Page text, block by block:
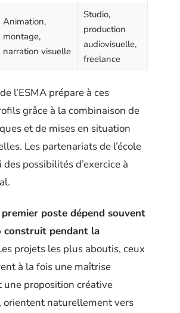
Animation,
montage,
narration visuelle
Studio,
production
audiovisuelle,
freelance
l’ESMA prépare à ces
grâce à la combinaison de
et de mises en situation
Les partenariats de l’école
possibilités d’exercice à
poste dépend souvent
pendant la
projets les plus aboutis, ceux
à la fois une maîtrise
une proposition créative
orientent naturellement vers